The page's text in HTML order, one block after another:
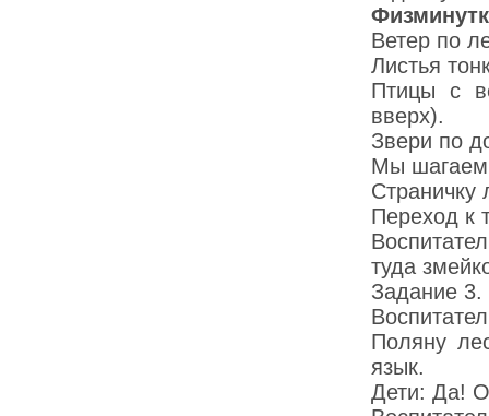
Ветер по
Листья
Птицы с
вверх).
Звери по
Мы шагаем
Переход к
туда
Задание 3.
Поляну
язык.
Дети: Да!